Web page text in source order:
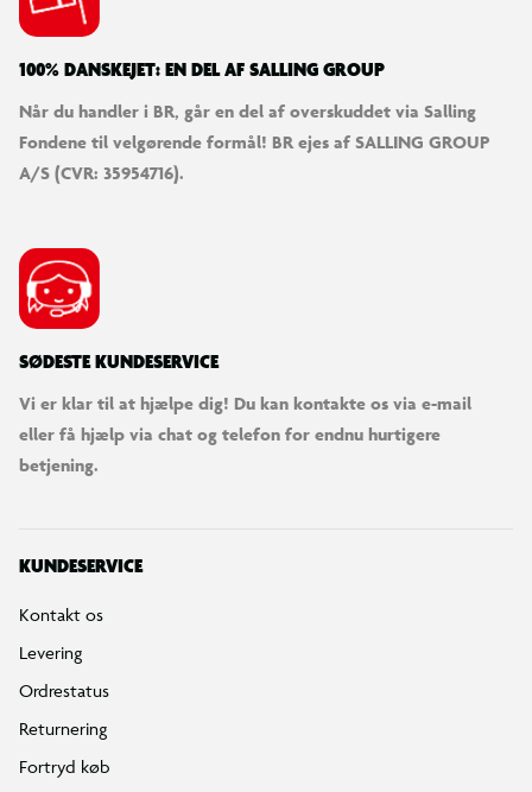
100% DANSKEJET: EN DEL AF SALLING GROUP
Når du handler i BR, går en del af overskuddet via Salling
Fondene til velgørende formål! BR ejes af SALLING GROUP
A/S (CVR: 35954716).
SØDESTE KUNDESERVICE
Vi er klar til at hjælpe dig! Du kan kontakte os via e-mail
eller få hjælp via chat og telefon for endnu hurtigere
betjening.
KUNDESERVICE
Kontakt os
Levering
Ordrestatus
Returnering
Fortryd køb